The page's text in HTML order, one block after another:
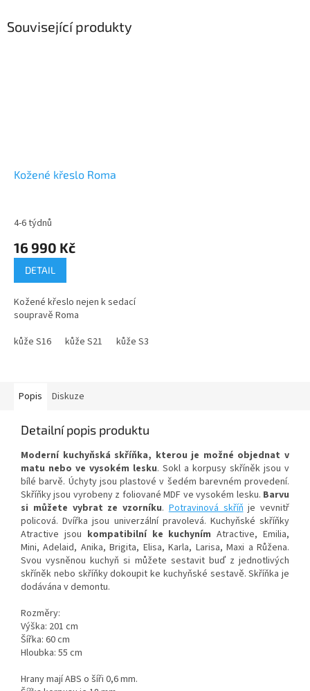
Související produkty
Kožené křeslo Roma
4-6 týdnů
16 990 Kč
DETAIL
Kožené křeslo nejen k sedací
soupravě Roma
kůže S16
kůže S21 kůže S34
Popis Diskuze
Detailní popis produktu
Moderní kuchyňská skříňka, kterou je možné objednat v
matu nebo ve vysokém lesku. Sokl a korpusy skříněk jsou v
bílé barvě. Úchyty jsou plastové v šedém barevném provedení.
Skříňky jsou vyrobeny z foliované MDF ve vysokém lesku. Barvu
si můžete vybrat ze vzorníku. Potravinová skříň je vevnitř
policová. Dvířka jsou univerzální pravolevá. Kuchyňské skříňky
Atractive jsou kompatibilní ke kuchyním Atractive, Emilia,
Mini, Adelaid, Anika, Brigita, Elisa, Karla, Larisa, Maxi a Růžena.
Svou vysněnou kuchyň si můžete sestavit buď z jednotlivých
skříněk nebo skříňky dokoupit ke kuchyňské sestavě. Skříňka je
dodávána v demontu.
Rozměry:
Výška: 201 cm
Šířka: 60 cm
Hloubka: 55 cm
Hrany mají ABS o šíři 0,6 mm.